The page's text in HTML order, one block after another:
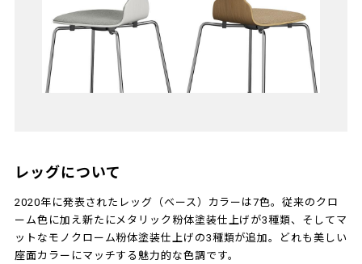
レッグについて
2020年に発表されたレッグ（ベース）カラーは7色。従来のクロ
ーム色に加え新たにメタリック粉体塗装仕上げが3種類、そしてマ
ットなモノクローム粉体塗装仕上げの3種類が追加。どれも美しい
座面カラーにマッチする魅力的な色調です。